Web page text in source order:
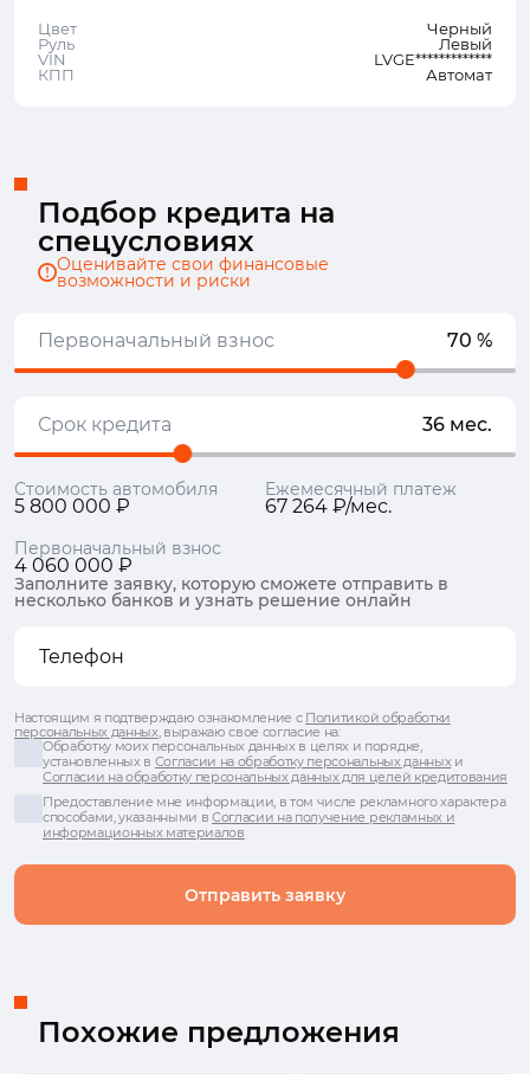
Цвет
Черный
Руль
Левый
VIN
LVGE*************
КПП
Автомат
Подбор кредита на
спецусловиях
Оценивайте свои финансовые
возможности и риски
Первоначальный взнос 70 %
Срок кредита 36 мес.
Стоимость автомобиля
5 800 000 ₽
Ежемесячный платеж
67 264 ₽/мес.
Первоначальный взнос
4 060 000 ₽
Заполните заявку, которую сможете отправить в
несколько банков и узнать решение онлайн
Отправить заявку
Настоящим я подтверждаю ознакомление с Политикой обработки
персональных данных, выражаю свое согласие на:
Обработку моих персональных данных в целях и порядке,
установленных в Согласии на обработку персональных данныхи
Согласии на обработку персональных данных для целей кредитования
Предоставление мне информации, в том числе рекламного характера
способами, указанными вСогласии на получение рекламных и
информационных материалов
Похожие предложения